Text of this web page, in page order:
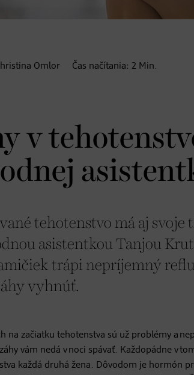
Omlor Čas načítania: 2 Min.
v
tehotenstvo má aj svoje
asistentkou Tanjou
trápi nepríjemný
vyhnúť.
na začiatku tehotenstva sú už problémy a
vám nedá v noci spávať. Každopádne v
každá druhá žena. Dôvodom je hormón